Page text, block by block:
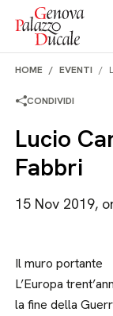
Salta al contenuto
HOME EVENTI
CONDIVIDI
Lucio
Fabbri
15 Nov 2019,
Il muro portante
L’Europa
la fine della